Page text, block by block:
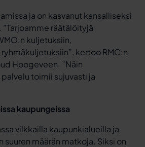
ja on kasvanut kansalliseksi
räätälöityjä
kuljetuksiin,
kertoo RMC:n
Hoogeveen. ”Näin
toimii sujuvasti ja
kaupungeissa
vilkkailla kaupunkialueilla ja
määrän matkoja. Siksi on